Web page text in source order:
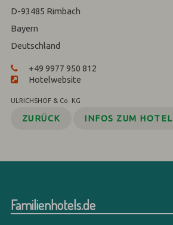
D-93485 Rimbach
Bayern
Deutschland
+49 9977 950 812
Hotelwebsite
ULRICHSHOF & Co. KG
ZURÜCK INFOS ZUM HOTEL
Familienhotels.de